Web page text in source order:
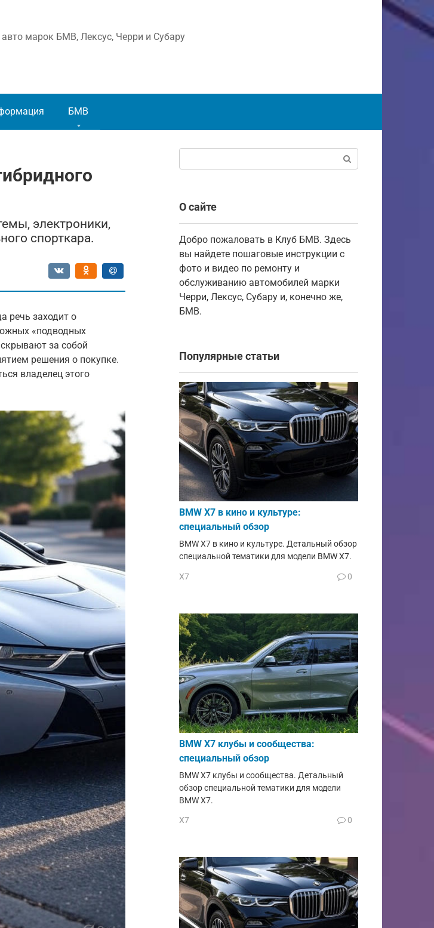
марок БМВ, Лексус, Черри и Субару
БМВ
электроники,
спорткара.
речь заходит о
«подводных
за собой
решения о покупке.
владелец этого
О сайте
Добро пожаловать в Клуб БМВ. Здесь
вы найдете пошаговые инструкции с
фото и видео по ремонту и
обслуживанию автомобилей марки
Черри, Лексус, Субару и, конечно же,
БМВ.
Популярные статьи
BMW X7 в кино и культуре:
специальный обзор
BMW X7 в кино и культуре. Детальный обзор
специальной тематики для модели BMW X7.
X7 0
BMW X7 клубы и сообщества:
специальный обзор
BMW X7 клубы и сообщества. Детальный
обзор специальной тематики для модели
BMW X7.
X7 0